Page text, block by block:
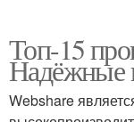
Топ-15
Надёжные
Webshare